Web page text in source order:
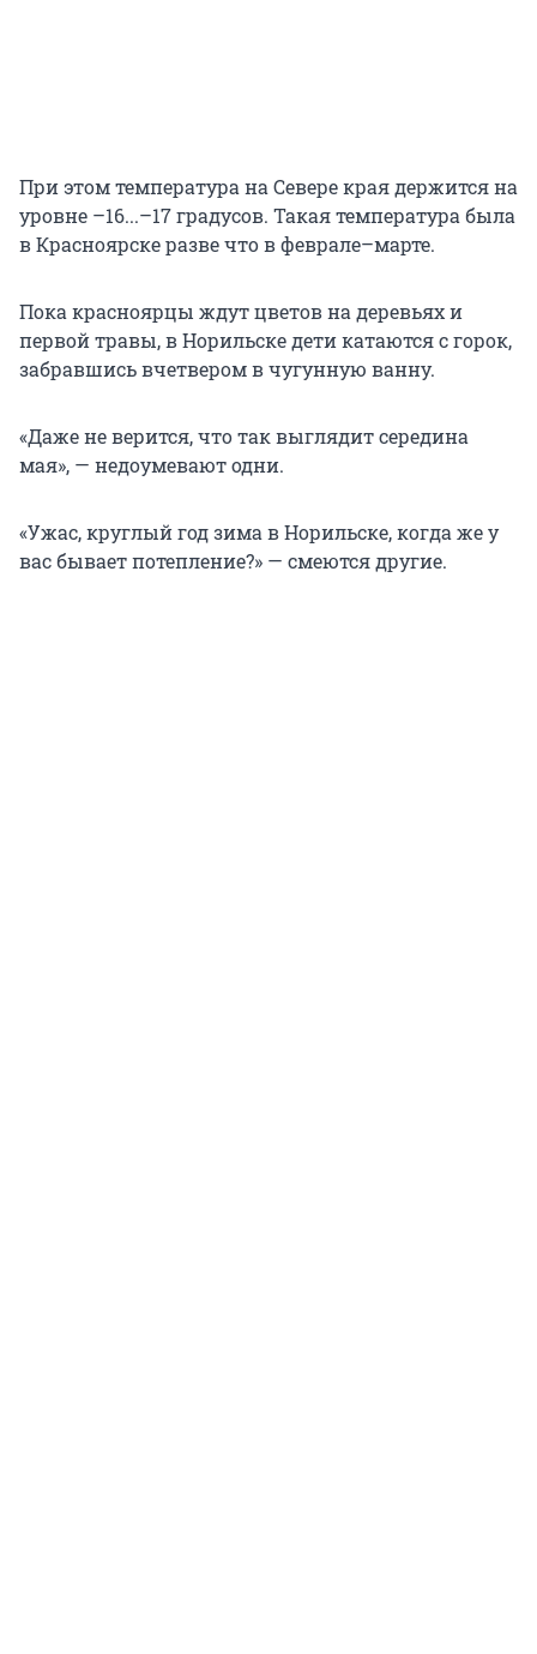
При этом температура на Севере края держится на
уровне –16...–17 градусов. Такая температура была
в Красноярске разве что в феврале–марте.
Пока красноярцы ждут цветов на деревьях и
первой травы, в Норильске дети катаются с горок,
забравшись вчетвером в чугунную ванну.
«Даже не верится, что так выглядит середина
мая», — недоумевают одни.
«Ужас, круглый год зима в Норильске, когда же у
вас бывает потепление?» — смеются другие.